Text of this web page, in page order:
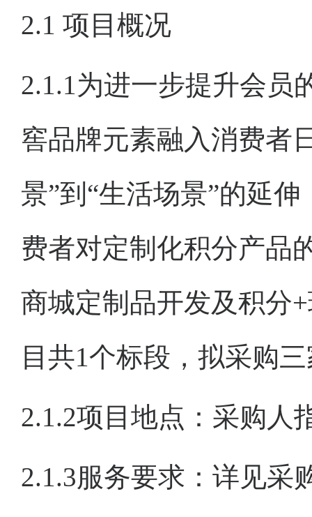
2.1 项目概况
2.1.1为进一步提升会员
窖品牌元素融入消费者
景”到“生活场景”的延
费者对定制化积分产品
商城定制品开发及积分
目共1个标段，拟采购
2.1.2项目地点：采购人
2.1.3服务要求：详见采